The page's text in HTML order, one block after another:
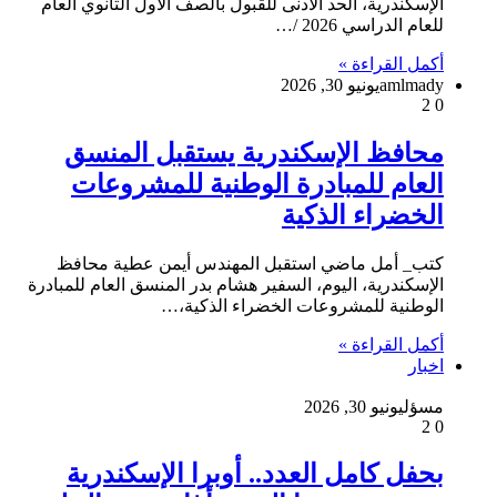
للعام الدراسي 2026 /…
أكمل القراءة »
amlmadyيونيو 30, 2026
0
محافظ الإسكندرية يستقبل المنسق
العام للمبادرة الوطنية للمشروعات
الخضراء الذكية
كتب_ أمل ماضي استقبل المهندس أيمن عطية محافظ
الإسكندرية، اليوم، السفير هشام بدر المنسق العام للمبادرة
الوطنية للمشروعات الخضراء الذكية،…
أكمل القراءة »
اخبار
مسؤليونيو 30, 2026
0
بحفل كامل العدد.. أوبرا الإسكندرية